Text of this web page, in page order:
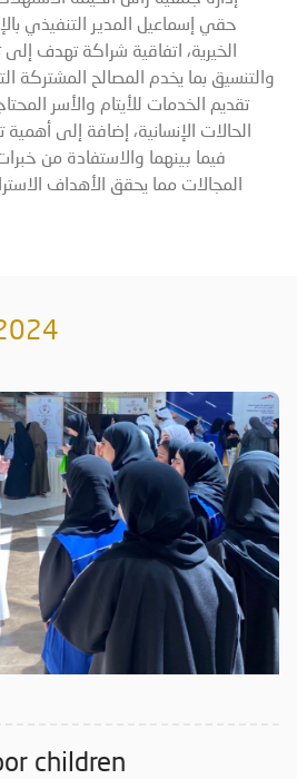
حقي إسماعيل المدير التنفيذي
الخيرية، اتفاقية شراكة تهدف إلى
والتنسيق بما يخدم المصالح
تقديم الخدمات للأيتام والأسر
الحالات الإنسانية، إضافة إلى
فيما بينهما والاستفادة من
المجالات مما يحقق الأهداف
children